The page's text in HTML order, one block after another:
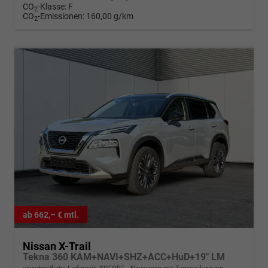
CO2-Klasse: F
CO2-Emissionen: 160,00 g/km
ab 662,– € mtl.
Nissan X-Trail
Tekna 360 KAM+NAVI+SHZ+ACC+HuD+19" LM